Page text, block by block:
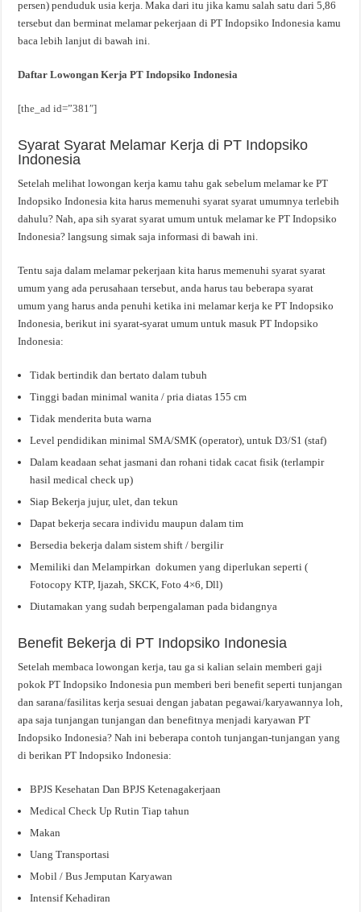
persen) penduduk usia kerja. Maka dari itu jika kamu salah satu dari 5,86
tersebut dan berminat melamar pekerjaan di PT Indopsiko Indonesia kamu
baca lebih lanjut di bawah ini.
Daftar Lowongan Kerja PT Indopsiko Indonesia
[the_ad id=”381″]
Syarat Syarat Melamar Kerja di PT Indopsiko
Indonesia
Setelah melihat lowongan kerja kamu tahu gak sebelum melamar ke PT
Indopsiko Indonesia kita harus memenuhi syarat syarat umumnya terlebih
dahulu? Nah, apa sih syarat syarat umum untuk melamar ke PT Indopsiko
Indonesia? langsung simak saja informasi di bawah ini.
Tentu saja dalam melamar pekerjaan kita harus memenuhi syarat syarat
umum yang ada perusahaan tersebut, anda harus tau beberapa syarat
umum yang harus anda penuhi ketika ini melamar kerja ke PT Indopsiko
Indonesia, berikut ini syarat-syarat umum untuk masuk PT Indopsiko
Indonesia:
Tidak bertindik dan bertato dalam tubuh
Tinggi badan minimal wanita / pria diatas 155 cm
Tidak menderita buta warna
Level pendidikan minimal SMA/SMK (operator), untuk D3/S1 (staf)
Dalam keadaan sehat jasmani dan rohani tidak cacat fisik (terlampir
hasil medical check up)
Siap Bekerja jujur, ulet, dan tekun
Dapat bekerja secara individu maupun dalam tim
Bersedia bekerja dalam sistem shift / bergilir
Memiliki dan Melampirkan dokumen yang diperlukan seperti (
Fotocopy KTP, Ijazah, SKCK, Foto 4×6, Dll)
Diutamakan yang sudah berpengalaman pada bidangnya
Benefit Bekerja di PT Indopsiko Indonesia
Setelah membaca lowongan kerja, tau ga si kalian selain memberi gaji
pokok PT Indopsiko Indonesia pun memberi beri benefit seperti tunjangan
dan sarana/fasilitas kerja sesuai dengan jabatan pegawai/karyawannya loh,
apa saja tunjangan tunjangan dan benefitnya menjadi karyawan PT
Indopsiko Indonesia? Nah ini beberapa contoh tunjangan-tunjangan yang
di berikan PT Indopsiko Indonesia:
BPJS Kesehatan Dan BPJS Ketenagakerjaan
Medical Check Up Rutin Tiap tahun
Makan
Uang Transportasi
Mobil / Bus Jemputan Karyawan
Intensif Kehadiran